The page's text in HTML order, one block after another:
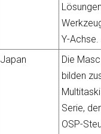
Y-Achse.
Japan
Die
bilden
Serie,
OSP-